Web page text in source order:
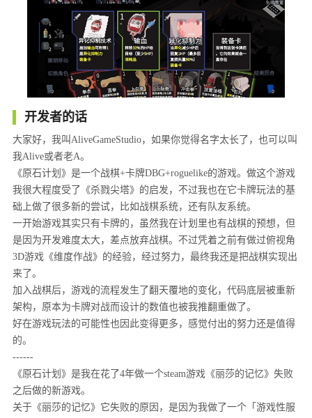
开发者的话
大家好，我叫AliveGameStudio，如果你觉得名字太长了，也可以叫
我Alive或者老A。
《原石计划》是一个战棋+卡牌DBG+roguelike的游戏。做这个游戏
我很大程度受了《杀戮尖塔》的启发，不过我也在它卡牌玩法的基
础上做了很多新的尝试，比如战棋系统，还有队友系统。
一开始游戏其实只有卡牌的，虽然我在计划里也有战棋的预想，但
是因为开发难度太大，差点放弃战棋。不过凭着之前有做过俯视角
3D游戏《维度作战》的经验，经过努力，最终我还是把战棋实现出
来了。
加入战棋后，游戏的流程发生了翻天覆地的变化，代码底层被重新
架构，原本为卡牌对战而设计的数值也被我推翻重做了。
好在游戏玩法的可能性也因此变得更多，感觉付出的努力还是值得
的。
------
《原石计划》是我在花了4年做一个steam游戏《丽莎的记忆》失败
之后做的新游戏。
关于《丽莎的记忆》它失败的原因，是因为我做了一个「游戏性服